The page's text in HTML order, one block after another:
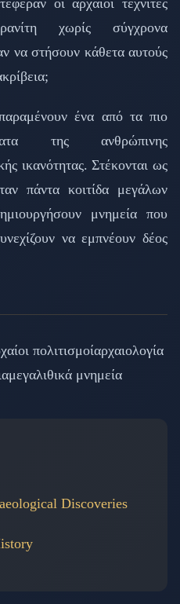
χωρίς σύγχρονα
να στήσουν κάθετα αυτούς
ένα από τα πιο
της ανθρώπινης
ικανότητας. Στέκονται ως
πάντα κοιτίδα μεγάλων
μνημεία που
να εμπνέουν δέος
πολιτισμοίαρχαιολογία
μεγαλιθικά μνημεία
Discoveries